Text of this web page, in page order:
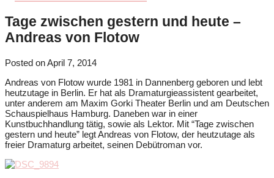
Tage zwischen gestern und heute –
Andreas von Flotow
Posted onApril 7, 2014
Andreas von Flotow wurde 1981 in Dannenberg geboren und lebt
heutzutage in Berlin. Er hat als Dramaturgieassistent gearbeitet,
unter anderem am Maxim Gorki Theater Berlin und am Deutschen
Schauspielhaus Hamburg. Daneben war in einer
Kunstbuchhandlung tätig, sowie als Lektor. Mit “Tage zwischen
gestern und heute” legt Andreas von Flotow, der heutzutage als
freier Dramaturg arbeitet, seinen Debütroman vor.